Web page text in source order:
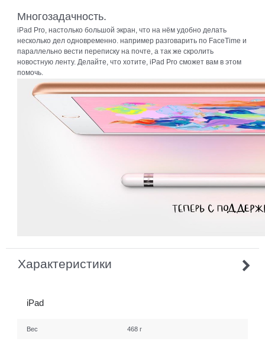
Многозадачность.
iPad Pro, настолько большой экран, что на нём удобно делать
несколько дел одновременно. например разговарить по FaceTime и
параллельно вести переписку на почте, а так же скролить
новостную ленту. Делайте, что хотите, iPad Pro сможет вам в этом
помочь.
Характеристики
iPad
Вес 468 г